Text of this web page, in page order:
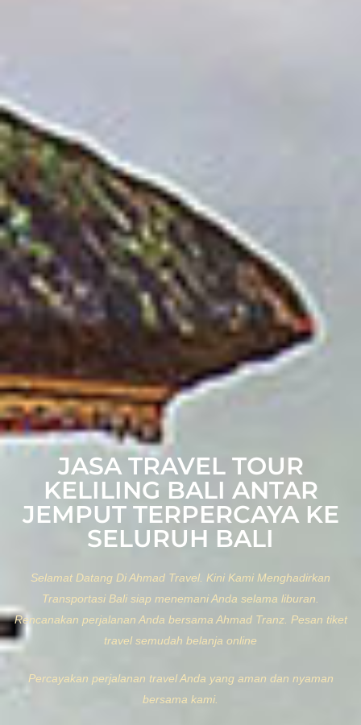
JASA TRAVEL TOUR
KELILING BALI ANTAR
JEMPUT TERPERCAYA KE
SELURUH BALI
Selamat Datang Di Ahmad Travel. Kini Kami Menghadirkan
Transportasi Bali siap menemani Anda selama liburan.
Rencanakan perjalanan Anda bersama Ahmad Tranz. Pesan tiket
travel semudah belanja online
Percayakan perjalanan travel Anda yang aman dan nyaman
bersama kami.